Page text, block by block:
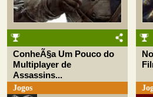
ConheÃ§a Um Pouco do
Multiplayer de
Assassins...
Jogos